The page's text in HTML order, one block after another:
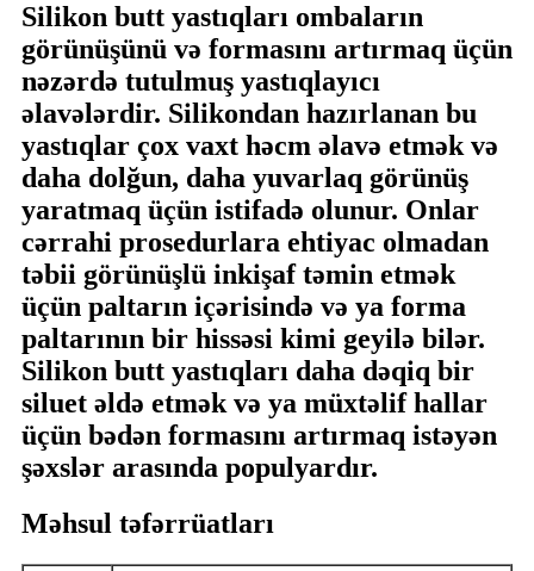
Silikon butt yastıqları ombaların
görünüşünü və formasını artırmaq üçün
nəzərdə tutulmuş yastıqlayıcı
əlavələrdir. Silikondan hazırlanan bu
yastıqlar çox vaxt həcm əlavə etmək və
daha dolğun, daha yuvarlaq görünüş
yaratmaq üçün istifadə olunur. Onlar
cərrahi prosedurlara ehtiyac olmadan
təbii görünüşlü inkişaf təmin etmək
üçün paltarın içərisində və ya forma
paltarının bir hissəsi kimi geyilə bilər.
Silikon butt yastıqları daha dəqiq bir
siluet əldə etmək və ya müxtəlif hallar
üçün bədən formasını artırmaq istəyən
şəxslər arasında populyardır.
Məhsul təfərrüatları